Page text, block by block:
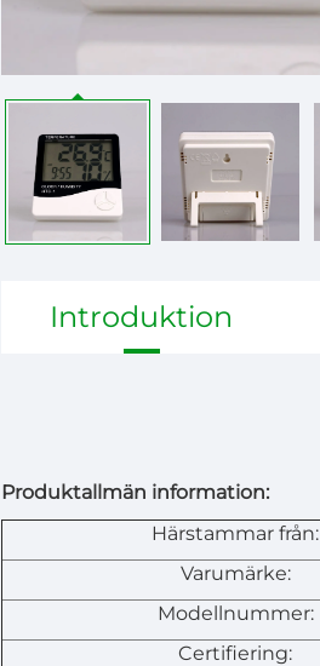
Introduktion
Produktallmän information:
Härstammar från:
Varumärke:
Modellnummer:
Certifiering: